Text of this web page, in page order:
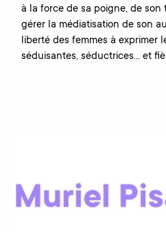
à la force de sa poigne, de son
gérer la médiatisation de son
liberté des femmes à exprimer
séduisantes, séductrices… et